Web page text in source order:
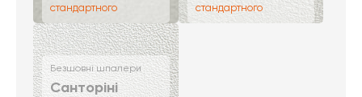
стандартного
стандартного
Безшовні шпалери
Санторіні